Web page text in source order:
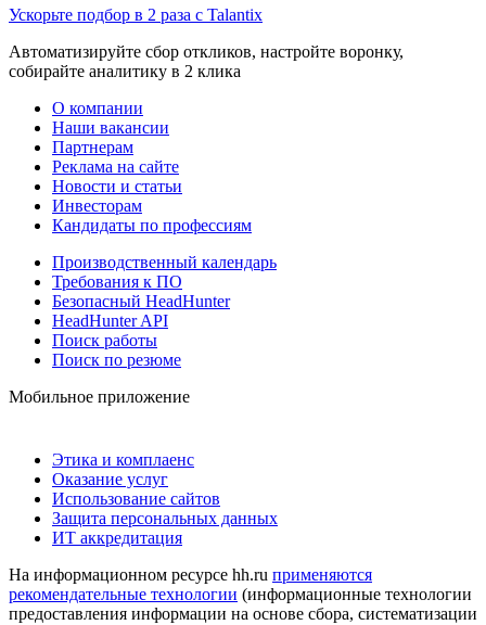
Ускорьте подбор в 2 раза с Talantix
Автоматизируйте сбор откликов, настройте воронку,
собирайте аналитику в 2 клика
О компании
Наши вакансии
Партнерам
Реклама на сайте
Новости и статьи
Инвесторам
Кандидаты по профессиям
Производственный календарь
Требования к ПО
Безопасный HeadHunter
HeadHunter API
Поиск работы
Поиск по резюме
Мобильное приложение
Этика и комплаенс
Оказание услуг
Использование сайтов
Защита персональных данных
ИТ аккредитация
На информационном ресурсе hh.ru применяются
рекомендательные технологии (информационные технологии
предоставления информации на основе сбора, систематизации